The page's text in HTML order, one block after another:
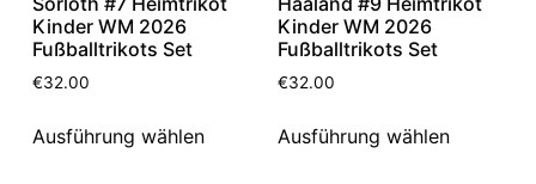
Kinder WM 2026
Fußballtrikots Set
€32.00
Ausführung wählen
Kinder WM 2026
Fußballtrikots Set
€32.00
Ausführung wählen